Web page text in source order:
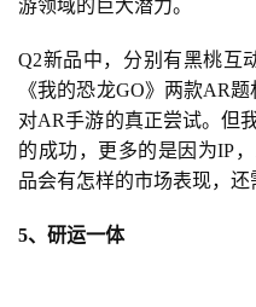
游领域的巨大潜力。
Q2新品中，分别有黑桃互
《我的恐龙GO》两款AR
对AR手游的真正尝试。但
的成功，更多的是因为IP
品会有怎样的市场表现，还
5、研运一体